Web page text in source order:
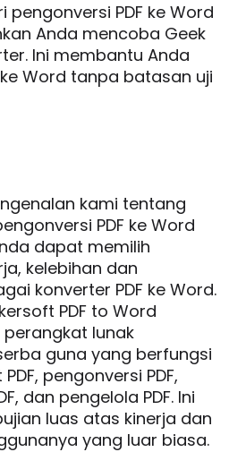
pengonversi PDF ke Word
Anda mencoba Geek
Ini membantu Anda
Word tanpa batasan uji
kami tentang
PDF ke Word
dapat memilih
kelebihan dan
konverter PDF ke Word.
PDF to Word
lunak
guna yang berfungsi
pengonversi PDF,
dan pengelola PDF. Ini
luas atas kinerja dan
yang luar biasa.